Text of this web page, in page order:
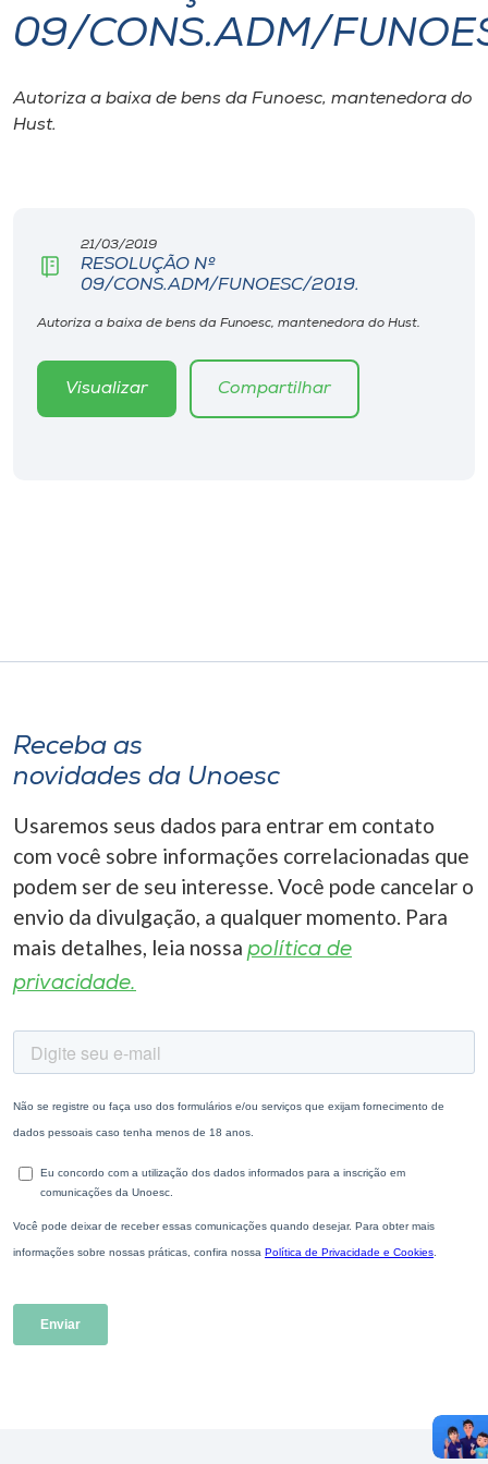
I.nova
Diplomados
Editora
A-
09/CONS.ADM/
Autoriza a baixa de bens da Funoesc, mantenedora do
Hust.
21/03/2019
RESOLUÇÃO Nº
09/CONS.ADM/FUNOESC/2019.
Autoriza a baixa de bens da Funoesc, mantenedora do Hust.
Visualizar Compartilhar
Receba as
novidades da Unoesc
Usaremos seus dados para entrar em contato
com você sobre informações correlacionadas que
podem ser de seu interesse. Você pode cancelar o
envio da divulgação, a qualquer momento. Para
mais detalhes, leia nossa política de
privacidade.